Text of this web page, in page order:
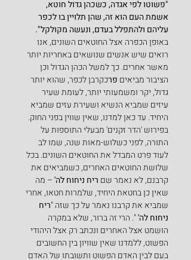
"פשוטו לפי אגדה, כשכהן גדול חוטא,
אשמת העם הוא זה, שהן תלויין בו לכפר
עליהם ולהתפלל בעדם, ונעשה מקולקל".
באופן הכפרה אצל החוטאים השונים, אנו
רואים שיש אנשים שנושאים באחריות יותר
מאשר אחרים. כך למשל הכהן הגדול וכן
הציבור מביאים פרכקרבן לכפר, שהוא יותר
גדול, יקר ומשמעותי יותר, לעומת שעיר
עיזים שמביא הנשיא ושעירת עזים שמביא
היחיד. עד כאן למדנו, שאין שווין בפני החוק.
בפירוש 'הדר זקנים' מבעלי התוספות על
התורה, לפני כשלוש-מאות שנה, שמו לב
לעוד פרט המבדל את החוטאים השונים. בכל
שלושת החוטאים האחרים, כשמביאים את
קרבנם, לא נאמר שם ריח ניחוח לה' – מה
שאין כן בחטאת היחיד, שלמרות חטאו, אחרי
שמביא את קרבנו נאמר על כך שזה "ריח
ניחוח לה' ". הרי זה ברור, שלא במקרה
הושמט אצל האחרים ונכתב רק אצל היהודי
הפשוט, ללמדנו שאין שוויון בין החשובים
בעם לבין האדם הפשוט ותשובתו של האדם